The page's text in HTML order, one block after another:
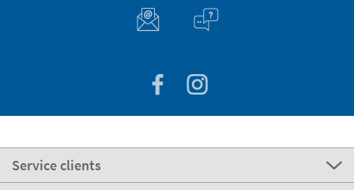
Service clients